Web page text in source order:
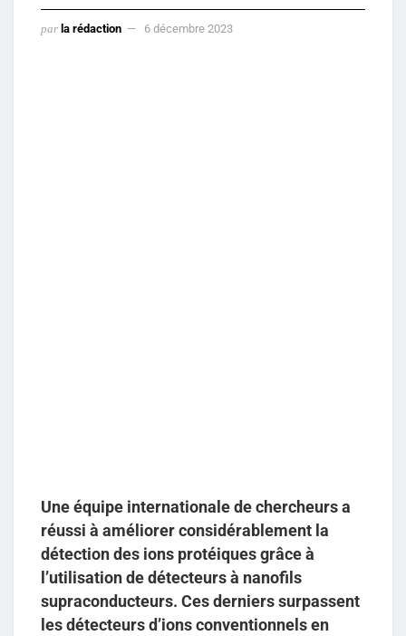
par la rédaction 6 décembre 2023
Une équipe internationale de chercheurs a
réussi à améliorer considérablement la
détection des ions protéiques grâce à
l’utilisation de détecteurs à nanofils
supraconducteurs. Ces derniers surpassent
les détecteurs d’ions conventionnels en